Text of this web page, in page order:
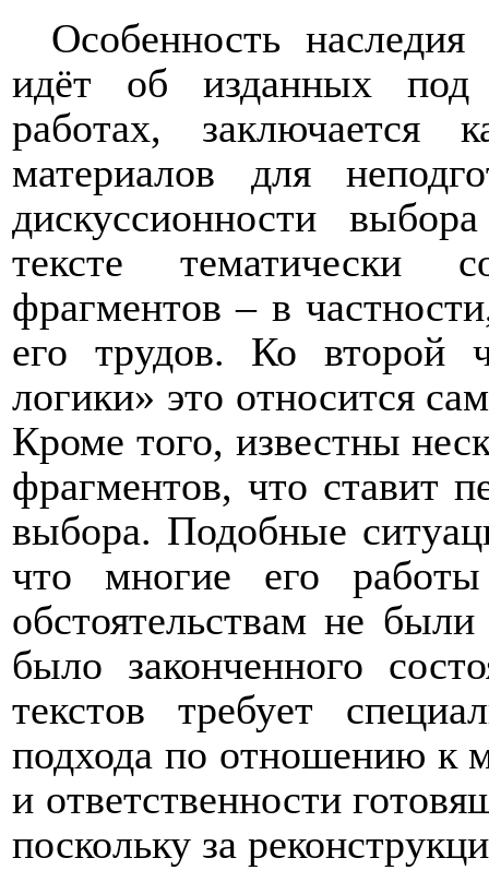
Особенность
идёт об изданных под
работах, заключается
материалов для
дискуссионности
тексте тематически
фрагментов – в
его трудов. Ко второй
логики» это относится
Кроме того, известны
фрагментов, что ставит
выбора. Подобные
что многие его
обстоятельствам не
было законченного
текстов требует
подхода по отношению к
и ответственности
поскольку за